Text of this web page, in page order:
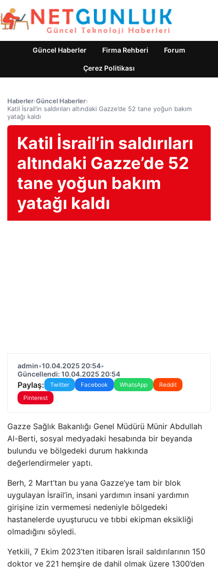
Güncel Haberler Firma Rehberi Forum
Çerez Politikası
Haberler›Güncel Haberler›
Katil İsrail’in saldırıları altındaki Gazze’de 52 tane yoğun bakım
yatağı kaldı
Katil İsrail’in saldırıları
altındaki Gazze’de 52
tane yoğun bakım
yatağı kaldı
admin•10.04.2025 20:54•
Güncellendi: 10.04.2025 20:54
Paylaş: Twitter Facebook WhatsApp
Reddit
Pinterest
Gazze Sağlık Bakanlığı Genel Müdürü Münir Abdullah
Al-Berti, sosyal medyadaki hesabında bir beyanda
bulundu ve bölgedeki durum hakkında
değerlendirmeler yaptı.
Berh, 2 Mart’tan bu yana Gazze’ye tam bir blok
uygulayan İsrail’in, insani yardımın insani yardımın
girişine izin vermemesi nedeniyle bölgedeki
hastanelerde uyuşturucu ve tıbbi ekipman eksikliği
olmadığını söyledi.
Yetkili, 7 Ekim 2023’ten itibaren İsrail saldırılarının 150
doktor ve 221 hemşire de dahil olmak üzere 1300’den